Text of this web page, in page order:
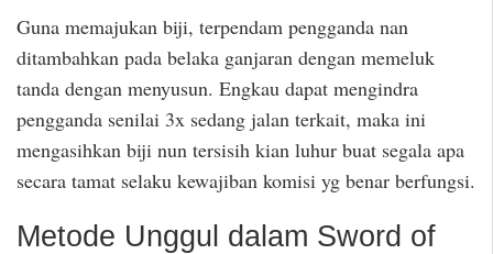
Guna memajukan biji, terpendam pengganda nan
ditambahkan pada belaka ganjaran dengan memeluk
tanda dengan menyusun. Engkau dapat mengindra
pengganda senilai 3x sedang jalan terkait, maka ini
mengasihkan biji nun tersisih kian luhur buat segala apa
secara tamat selaku kewajiban komisi yg benar berfungsi.
Metode Unggul dalam Sword of